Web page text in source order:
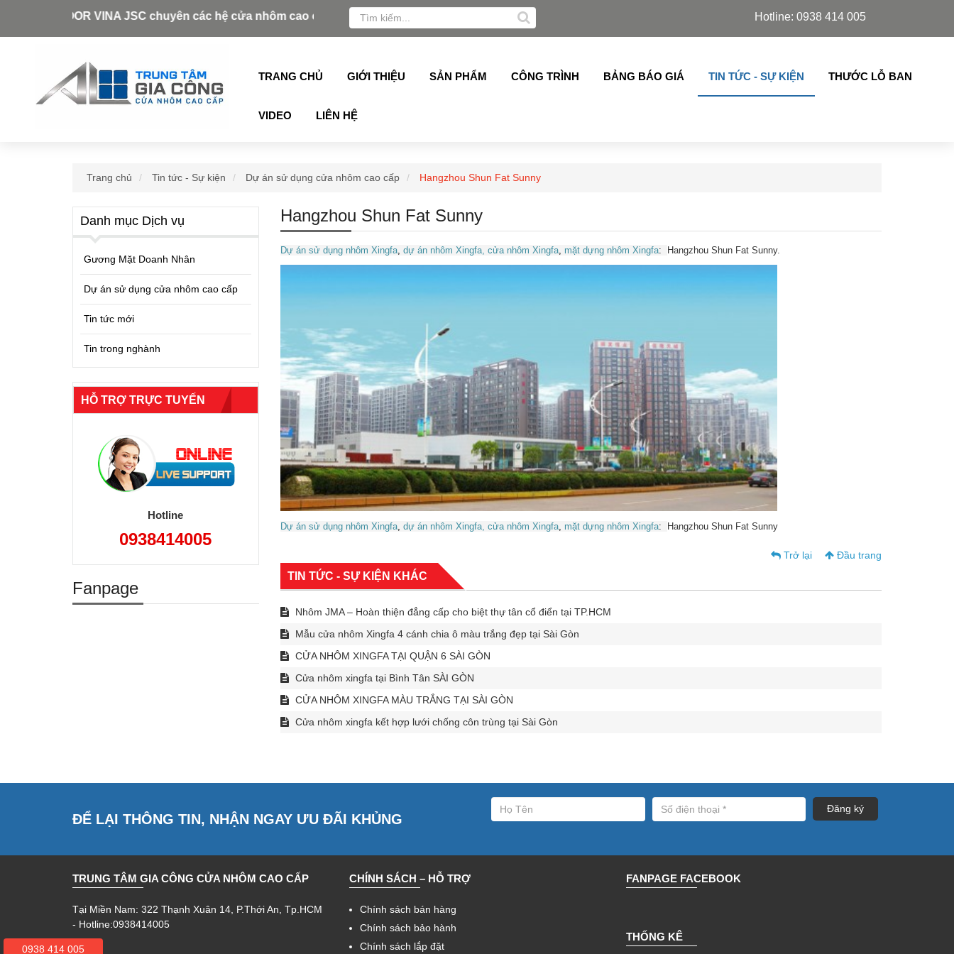
AZDOOR VINA JSC chuyên các hệ cửa nhôm cao cấp như: Xingfa, Alukey, Grober, Pmi, Germany, Topalu, Technan, Schuco, Slim Azdoor, cửa lá sách,chớp lật thế hệ mới
Hotline: 0938 414 005
TRANG CHỦ GIỚI THIỆU SẢN PHẨM CÔNG TRÌNH BẢNG BÁO GIÁ TIN TỨC - SỰ KIỆN THƯỚC LỖ BAN
VIDEO LIÊN HỆ
Trang chủ Tin tức - Sự kiện Dự án sử dụng cửa nhôm cao cấp Hangzhou Shun Fat Sunny
Danh mục Dịch vụ
Gương Mặt Doanh Nhân
Dự án sử dụng cửa nhôm cao cấp
Tin tức mới
Tin trong nghành
HỖ TRỢ TRỰC TUYẾN
Hotline
0938414005
Fanpage
Hangzhou Shun Fat Sunny
Dự án sử dụng nhôm Xingfa, dự án nhôm Xingfa, cửa nhôm Xingfa, mặt dựng nhôm Xingfa: Hangzhou Shun Fat Sunny.
Dự án sử dụng nhôm Xingfa, dự án nhôm Xingfa, cửa nhôm Xingfa, mặt dựng nhôm Xingfa: Hangzhou Shun Fat Sunny
Trở lại Đầu trang
TIN TỨC - SỰ KIỆN KHÁC
Nhôm JMA – Hoàn thiện đẳng cấp cho biệt thự tân cổ điển tại TP.HCM
Mẫu cửa nhôm Xingfa 4 cánh chia ô màu trắng đẹp tại Sài Gòn
CỬA NHÔM XINGFA TẠI QUẬN 6 SÀI GÒN
Cửa nhôm xingfa tại Bình Tân SÀI GÒN
CỬA NHÔM XINGFA MÀU TRẮNG TẠI SÀI GÒN
Cửa nhôm xingfa kết hợp lưới chống côn trùng tại Sài Gòn
ĐỂ LẠI THÔNG TIN, NHẬN NGAY ƯU ĐÃI KHỦNG
TRUNG TÂM GIA CÔNG CỬA NHÔM CAO CẤP
Tại Miền Nam: 322 Thạnh Xuân 14, P.Thới An, Tp.HCM
- Hotline:0938414005
CHÍNH SÁCH – HỖ TRỢ
Chính sách bán hàng
Chính sách bảo hành
Chính sách lắp đặt
FANPAGE FACEBOOK
THỐNG KÊ
0938 414 005